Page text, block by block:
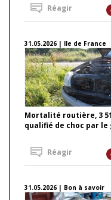
Réagir
31.05.2026 | Ile de France
Mortalité routière, 3
qualifié de choc par
Réagir
31.05.2026 | Bon à savoir